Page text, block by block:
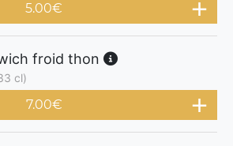
5.00€
froid thon
cl)
7.00€